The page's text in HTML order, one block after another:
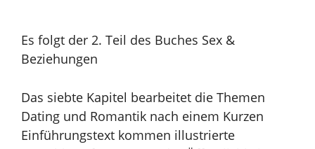
Es folgt der 2. Teil des Buches Sex &
Beziehungen
Das siebte Kapitel bearbeitet die Themen
Dating und Romantik nach einem Kurzen
Einführungstext kommen illustrierte